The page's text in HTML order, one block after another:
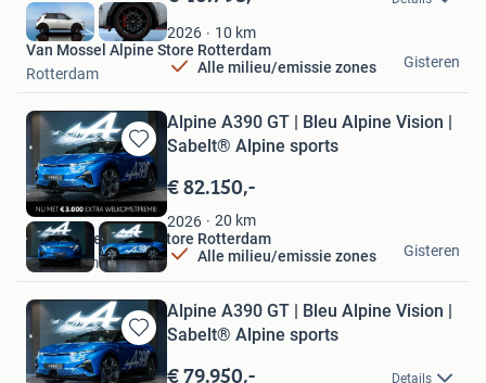
Mijn
Favorieten2026 10 km
Alle milieu/emissie zones
Van Mossel Alpine Store Rotterdam
Rotterdam
Gisteren
Bewaren
in
Mijn
Favorieten
Alpine A390 GT | Bleu Alpine Vision |
Sabelt® Alpine sports
€ 82.150,-
2026 20 km
Alle milieu/emissie zones
Van Mossel Alpine Store Rotterdam
Rotterdam
Gisteren
Bewaren
in
Alpine A390 GT | Bleu Alpine Vision |
Sabelt® Alpine sports
€ 79.950,- Details